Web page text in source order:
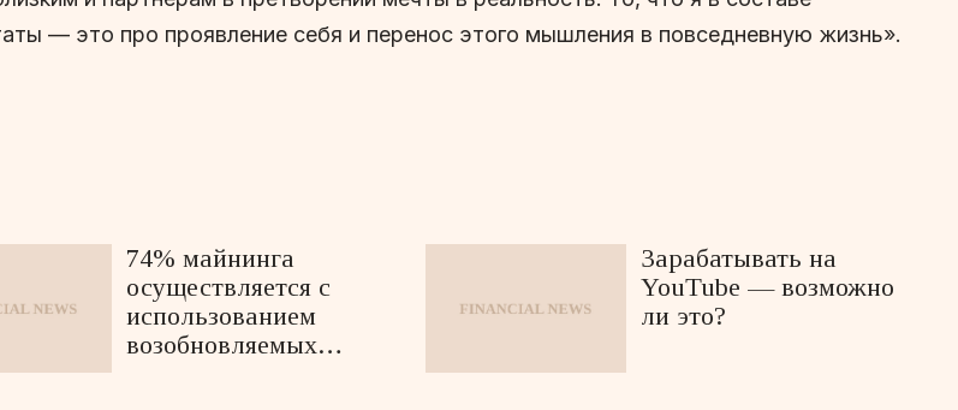
— это про проявление себя и перенос этого мышления в повседневную жизнь».
74% майнинга
осуществляется с
использованием
возобновляемых
Зарабатывать на
YouTube — возможно
ли это?